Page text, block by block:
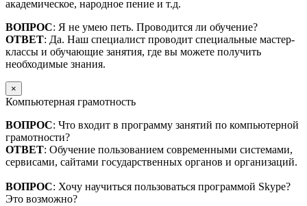
академическое, народное пение и т.д.
ВОПРОС: Я не умею петь. Проводится ли обучение?
ОТВЕТ: Да. Наш специалист проводит специальные мастер-
классы и обучающие занятия, где вы можете получить
необходимые знания.
×
Компьютерная грамотность
ВОПРОС: Что входит в программу занятий по компьютерной
грамотности?
ОТВЕТ: Обучение пользованием современными системами,
сервисами, сайтами государственных органов и организаций.
ВОПРОС: Хочу научиться пользоваться программой Skype?
Это возможно?